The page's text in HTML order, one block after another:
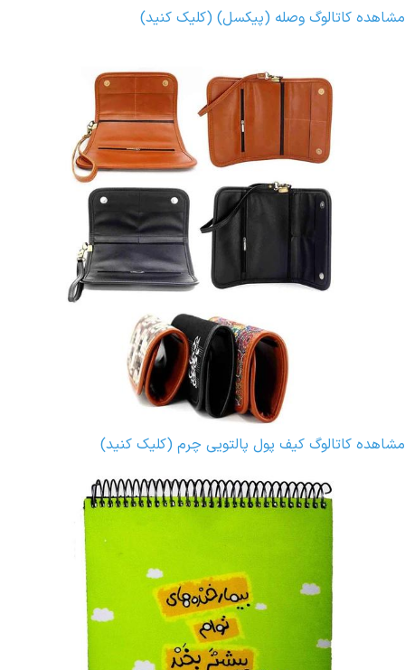
مشاهده کاتالوگ وصله (پیکسل) (کلیک کنید)
مشاهده کاتالوگ کیف پول پالتویی چرم (کلیک کنید)